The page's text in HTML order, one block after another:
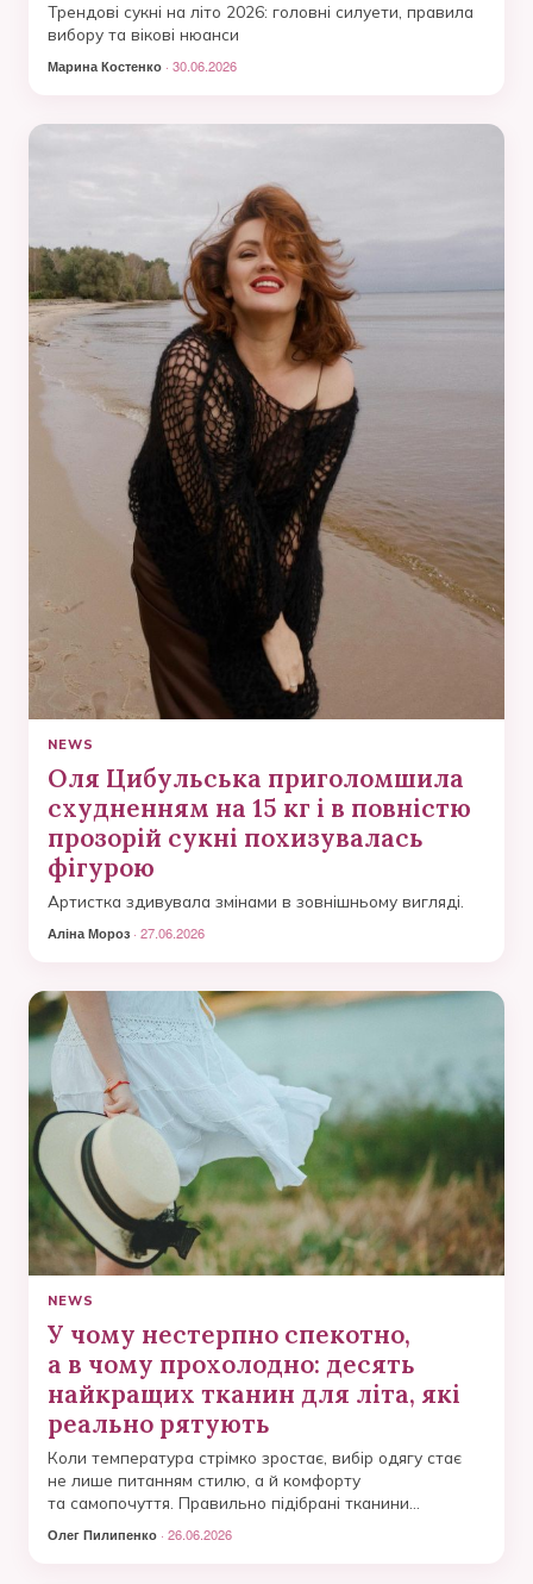
Трендові сукні на літо 2026: головні силуети, правила
вибору та вікові нюанси
Марина Костенко · 30.06.2026
NEWS
Оля Цибульська приголомшила
схудненням на 15 кг і в повністю
прозорій сукні похизувалась
фігурою
Артистка здивувала змінами в зовнішньому вигляді.
Аліна Мороз · 27.06.2026
NEWS
У чому нестерпно спекотно,
а в чому прохолодно: десять
найкращих тканин для літа, які
реально рятують
Коли температура стрімко зростає, вибір одягу стає
не лише питанням стилю, а й комфорту
та самопочуття. Правильно підібрані тканини
Олег Пилипенко · 26.06.2026